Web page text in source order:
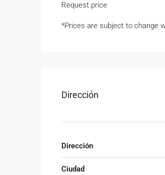
Request price
*Prices are subject to change
Dirección
Dirección
Ciudad